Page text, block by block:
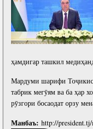
Information
Works Department
ҳамдигар ташкил
Мардуми шарифи
табрик мегӯям ва ба ҳар
рӯзгори босаодат орзу
Манбаъ: http://